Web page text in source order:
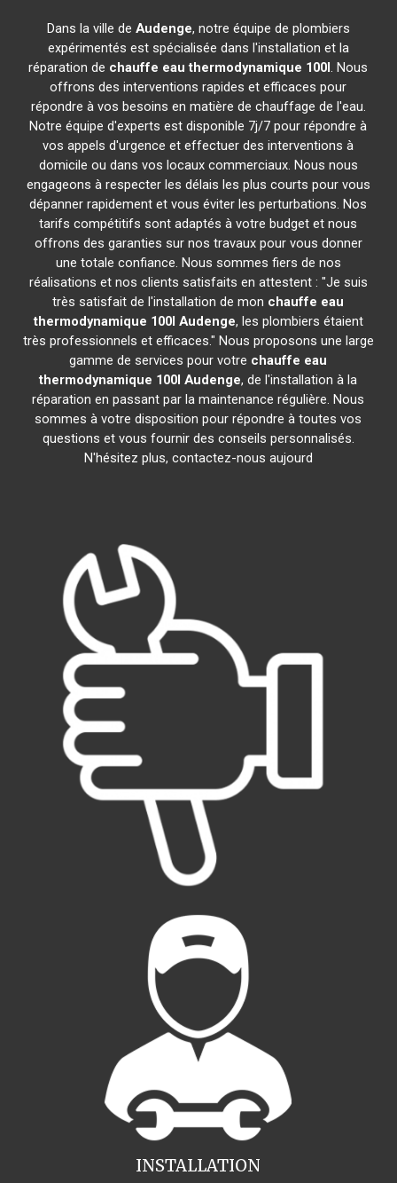
Dans la ville de Audenge, notre équipe de plombiers
expérimentés est spécialisée dans l'installation et la
réparation de chauffe eau thermodynamique 100l. Nous
offrons des interventions rapides et efficaces pour
répondre à vos besoins en matière de chauffage de l'eau.
Notre équipe d'experts est disponible 7j/7 pour répondre à
vos appels d'urgence et effectuer des interventions à
domicile ou dans vos locaux commerciaux. Nous nous
engageons à respecter les délais les plus courts pour vous
dépanner rapidement et vous éviter les perturbations. Nos
tarifs compétitifs sont adaptés à votre budget et nous
offrons des garanties sur nos travaux pour vous donner
une totale confiance. Nous sommes fiers de nos
réalisations et nos clients satisfaits en attestent : "Je suis
très satisfait de l'installation de mon chauffe eau
thermodynamique 100l Audenge, les plombiers étaient
très professionnels et efficaces." Nous proposons une large
gamme de services pour votre chauffe eau
thermodynamique 100l Audenge, de l'installation à la
réparation en passant par la maintenance régulière. Nous
sommes à votre disposition pour répondre à toutes vos
questions et vous fournir des conseils personnalisés.
N'hésitez plus, contactez-nous aujourd
INSTALLATION